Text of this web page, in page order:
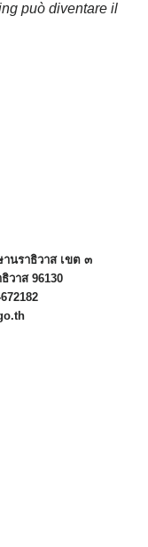
può diventare il
นราธิวาส เขต ๓
วาส 96130